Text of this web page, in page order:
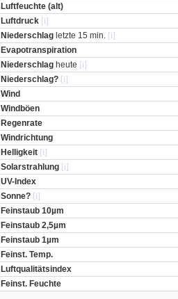
Luftfeuchte (alt)
Luftdruck [i]
Niederschlag letzte 15 min. [i]
Evapotranspiration
Niederschlag heute [i]
Niederschlag? [i]
Wind
Windböen
Regenrate
Windrichtung
Helligkeit [i]
Solarstrahlung [i]
UV-Index
Sonne? [i]
Feinstaub 10µm
Feinstaub 2,5µm
Feinstaub 1µm
Feinst. Temp.
Luftqualitätsindex
Feinst. Feuchte